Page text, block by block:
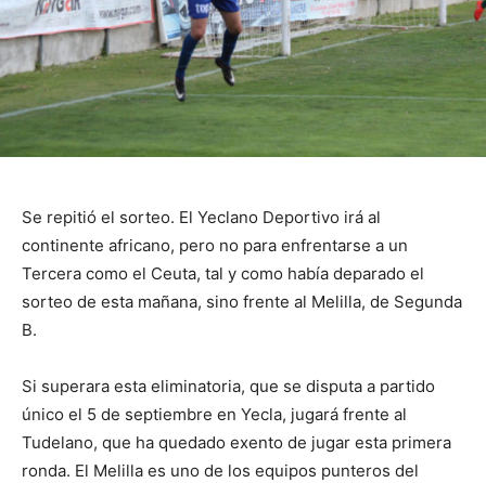
Se repitió el sorteo. El Yeclano Deportivo irá al
continente africano, pero no para enfrentarse a un
Tercera como el Ceuta, tal y como había deparado el
sorteo de esta mañana, sino frente al Melilla, de Segunda
B.
Si superara esta eliminatoria, que se disputa a partido
único el 5 de septiembre en Yecla, jugará frente al
Tudelano, que ha quedado exento de jugar esta primera
ronda. El Melilla es uno de los equipos punteros del